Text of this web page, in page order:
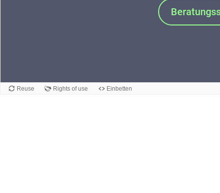
Reuse Rights of use Einbetten